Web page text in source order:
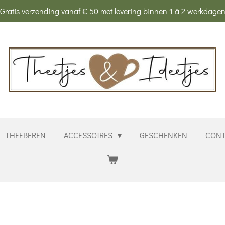
Gratis verzending vanaf € 50 met levering binnen 1 à 2 werkdagen
THEEBEREN ACCESSOIRES GESCHENKEN